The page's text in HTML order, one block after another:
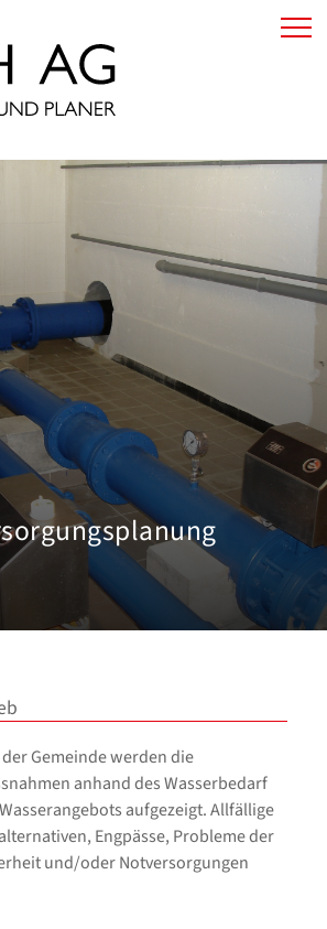
Gemeinde werden die
anhand des Wasserbedarf
aufgezeigt. Allfällige
Engpässe, Probleme der
und/oder Notversorgungen